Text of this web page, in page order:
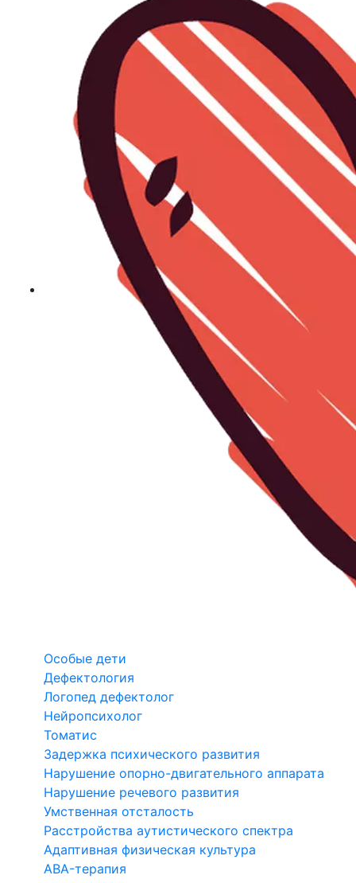
Особые дети
Дефектология
Логопед дефектолог
Нейропсихолог
Томатис
Задержка психического развития
Нарушение опорно-двигательного аппарата
Нарушение речевого развития
Умственная отсталость
Расстройства аутистического спектра
Адаптивная физическая культура
ABA-терапия